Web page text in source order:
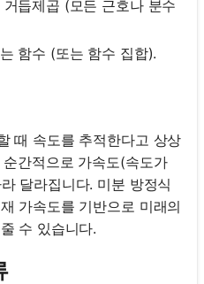
듭제곱 (모든 근호나 분수
함수 (또는 함수 집합).
때 속도를 추적한다고 상상
간적으로 가속도(속도가
달라집니다. 미분 방정식
가속도를 기반으로 미래의
수 있습니다.